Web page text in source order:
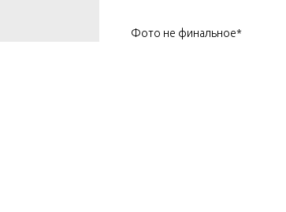
Фото не финальное*